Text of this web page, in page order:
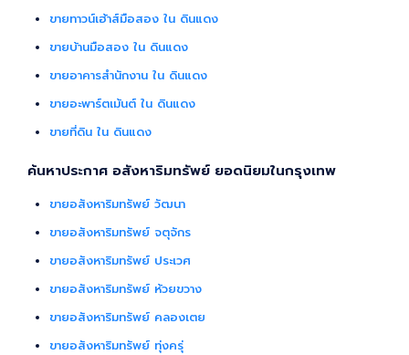
ขายทาวน์เฮ้าส์มือสอง ใน ดินแดง
ขายบ้านมือสอง ใน ดินแดง
ขายอาคารสำนักงาน ใน ดินแดง
ขายอะพาร์ตเม้นต์ ใน ดินแดง
ขายที่ดิน ใน ดินแดง
ค้นหาประกาศ อสังหาริมทรัพย์ ยอดนิยมในกรุงเทพ
ขายอสังหาริมทรัพย์ วัฒนา
ขายอสังหาริมทรัพย์ จตุจักร
ขายอสังหาริมทรัพย์ ประเวศ
ขายอสังหาริมทรัพย์ ห้วยขวาง
ขายอสังหาริมทรัพย์ คลองเตย
ขายอสังหาริมทรัพย์ ทุ่งครุ่